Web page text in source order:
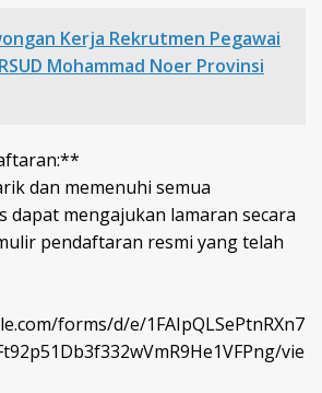
Kerja Rekrutmen Pegawai
Mohammad Noer Provinsi
dan memenuhi semua
dapat mengajukan lamaran secara
pendaftaran resmi yang telah
forms/d/e/1FAIpQLSePtnRXn7
vie